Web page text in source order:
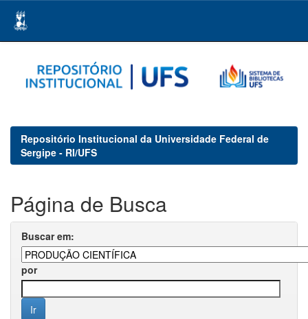
navigation
Repositório Institucional da Universidade Federal de
Sergipe - RI/UFS
Página de Busca
Buscar em:
por